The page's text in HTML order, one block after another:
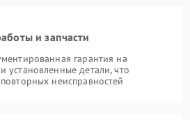
и запчасти
гарантия на
установленные детали, что
неисправностей